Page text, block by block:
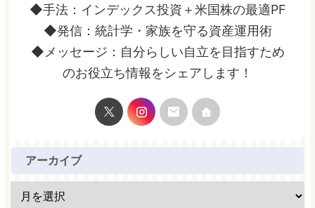
◆手法：インデックス投資＋米国株の最適PF
◆発信：統計学・家族を守る資産運用術
◆メッセージ：自分らしい自立を目指すため
のお役立ち情報をシェアします！
アーカイブ